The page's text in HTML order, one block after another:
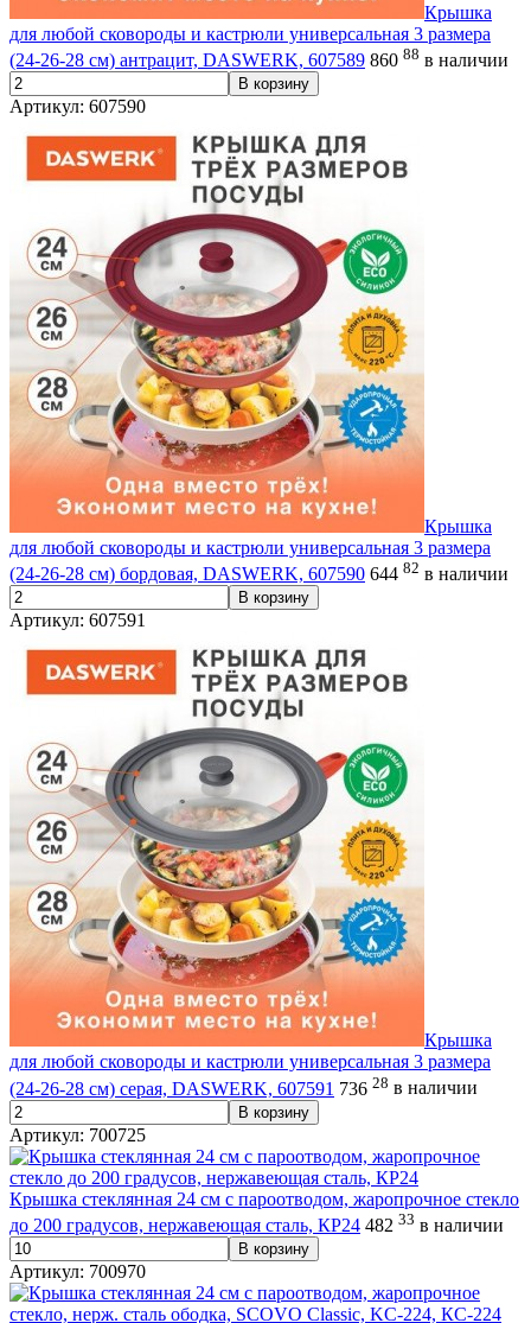
Крышка
для любой сковороды и кастрюли универсальная 3 размера
(24-26-28 см) антрацит, DASWERK, 607589 860 88 в наличии
В корзину
Артикул: 607590
Крышка
для любой сковороды и кастрюли универсальная 3 размера
(24-26-28 см) бордовая, DASWERK, 607590 644 82 в наличии
В корзину
Артикул: 607591
Крышка
для любой сковороды и кастрюли универсальная 3 размера
(24-26-28 см) серая, DASWERK, 607591 736 28 в наличии
В корзину
Артикул: 700725
Крышка стеклянная 24 см с пароотводом, жаропрочное стекло
до 200 градусов, нержавеющая сталь, КР24 482 33 в наличии
В корзину
Артикул: 700970